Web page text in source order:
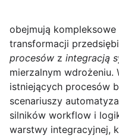
obejmują
transformacji
procesów z integracją
mierzalnym
istniejących procesów
scenariuszy
silników workflow i
warstwy integracyjnej,